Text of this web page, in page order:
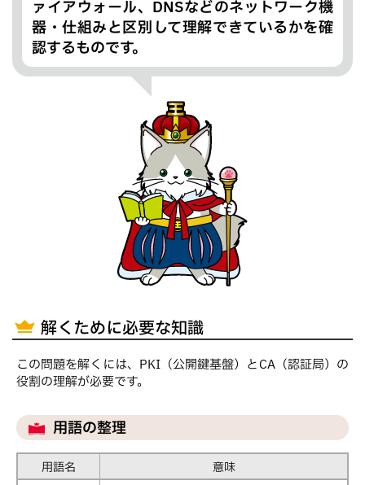
ァイアウォール、DNSなどのネットワーク機
器・仕組みと区別して理解できているかを確
認するものです。
解くために必要な知識
この問題を解くには、PKI（公開鍵基盤）とCA（認証局）の
役割の理解が必要です。
用語の整理
用語名
意味